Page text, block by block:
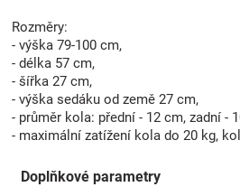
Rozměry:
- výška 79-100 cm,
- délka 57 cm,
- šířka 27 cm,
- výška sedáku od země 27 cm,
- průměr kola: přední - 12 cm, zadní -
- maximální zatížení kola do 20 kg,
Doplňkové parametry